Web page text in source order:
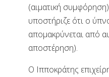
(αιματική
υποστήριζε ότι ο
απομακρύνεται από
αποστέρηση).
Ο Ιπποκράτης